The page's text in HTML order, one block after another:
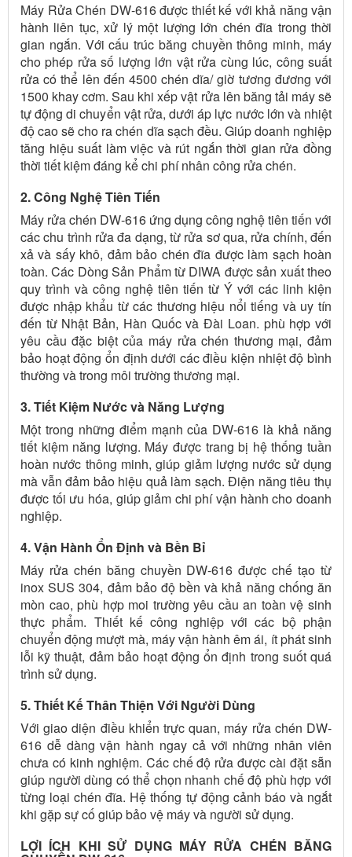
Máy Rửa Chén DW-616 được thiết kế với khả năng vận
hành liên tục, xử lý một lượng lớn chén đĩa trong thời
gian ngắn. Với cấu trúc băng chuyền thông minh, máy
cho phép rửa số lượng lớn vật rửa cùng lúc, công suất
rửa có thể lên đến 4500 chén dĩa/ giờ tương đương với
1500 khay cơm. Sau khi xếp vật rửa lên băng tải máy sẽ
tự động di chuyển vật rửa, dưới áp lực nước lớn và nhiệt
độ cao sẽ cho ra chén dĩa sạch đều. Giúp doanh nghiệp
tăng hiệu suất làm việc và rút ngắn thời gian rửa đồng
thời tiết kiệm đáng kể chi phí nhân công rửa chén.
2. Công Nghệ Tiên Tiến
Máy rửa chén DW-616 ứng dụng công nghệ tiên tiến với
các chu trình rửa đa dạng, từ rửa sơ qua, rửa chính, đến
xả và sấy khô, đảm bảo chén đĩa được làm sạch hoàn
toàn. Các Dòng Sản Phẩm từ DIWA được sản xuất theo
quy trình và công nghệ tiên tiến từ Ý với các linh kiện
được nhập khẩu từ các thương hiệu nổi tiếng và uy tín
đến từ Nhật Bản, Hàn Quốc và Đài Loan. phù hợp với
yêu cầu đặc biệt của máy rửa chén thương mại, đảm
bảo hoạt động ổn định dưới các điều kiện nhiệt độ bình
thường và trong môi trường thương mại.
3. Tiết Kiệm Nước và Năng Lượng
Một trong những điểm mạnh của DW-616 là khả năng
tiết kiệm năng lượng. Máy được trang bị hệ thống tuần
hoàn nước thông minh, giúp giảm lượng nước sử dụng
mà vẫn đảm bảo hiệu quả làm sạch. Điện năng tiêu thụ
được tối ưu hóa, giúp giảm chi phí vận hành cho doanh
nghiệp.
4. Vận Hành Ổn Định và Bền Bỉ
Máy rửa chén băng chuyền DW-616 được chế tạo từ
inox SUS 304, đảm bảo độ bền và khả năng chống ăn
mòn cao, phù hợp moi trường yêu cầu an toàn vệ sinh
thực phẩm. Thiết kế công nghiệp với các bộ phận
chuyển động mượt mà, máy vận hành êm ái, ít phát sinh
lỗi kỹ thuật, đảm bảo hoạt động ổn định trong suốt quá
trình sử dụng.
5. Thiết Kế Thân Thiện Với Người Dùng
Với giao diện điều khiển trực quan, máy rửa chén DW-
616 dễ dàng vận hành ngay cả với những nhân viên
chưa có kinh nghiệm. Các chế độ rửa được cài đặt sẵn
giúp người dùng có thể chọn nhanh chế độ phù hợp với
từng loại chén đĩa. Hệ thống tự động cảnh báo và ngắt
khi gặp sự cố giúp bảo vệ máy và người sử dụng.
LỢI ÍCH KHI SỬ DỤNG MÁY RỬA CHÉN BĂNG